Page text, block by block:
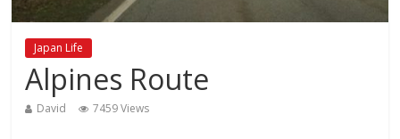
Japan Life
Alpines Route
David 7459 Views